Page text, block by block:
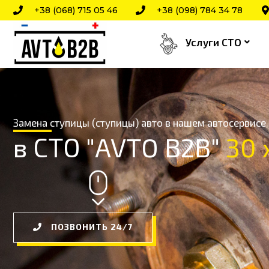
Перейти
содержимому
+38 (068) 715 05 46 +38 (098) 784 34 78
Услуги СТО
Замена ступицы (ступицы) авто в нашем автосервисе
в СТО "AVTO B2B"30
30
ПОЗВОНИТЬ 24/7